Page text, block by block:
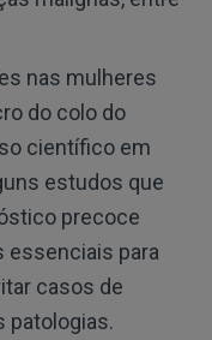
nas mulheres
do colo do
científico em
estudos que
precoce
essenciais para
casos de
patologias.